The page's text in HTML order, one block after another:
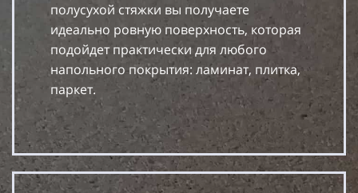
полусухой стяжки вы получаете
идеально ровную поверхность, которая
подойдет практически для любого
напольного покрытия: ламинат, плитка,
паркет.